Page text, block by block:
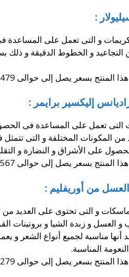
:
و التى تعمل على
التجاعيد و الخطوط الدقيقة و
المنتج بسعر يصل إلى حوالى
إليكسير برايمر :
التى تعمل على المساعدة فى
على الأشراق و النضارة و
المنتج بسعر يصل إلى حوالى 567
من أوريفليم :
و التى تحتوى على العديد
و العسل و زبدة الشيا و بروتينات
أنها مناسبة لجميع أنواع الشعر
المناسبة.
المنتج بسعر يصل إلى حوالى